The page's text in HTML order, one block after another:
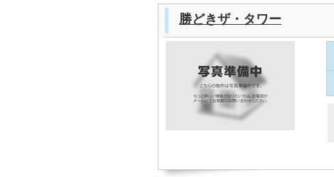
勝どきザ・タワー